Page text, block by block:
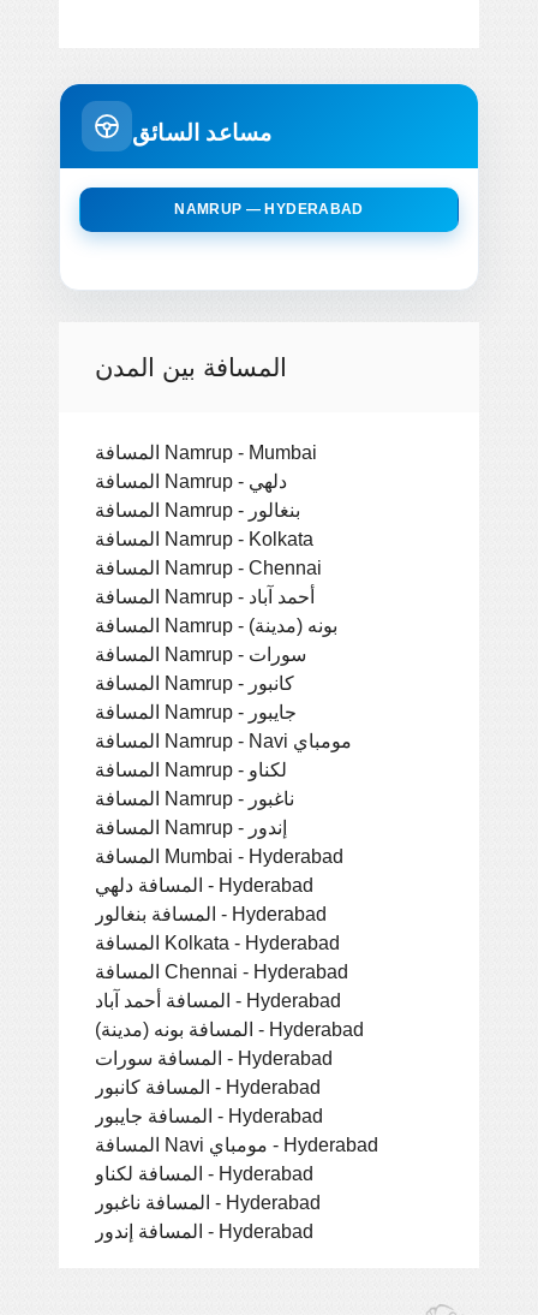
مساعد السائق
NAMRUP — HYDERABAD
المسافة بين المدن
المسافة Namrup - Mumbai
المسافة Namrup - دلهي
المسافة Namrup - بنغالور
المسافة Namrup - Kolkata
المسافة Namrup - Chennai
المسافة Namrup - أحمد آباد
المسافة Namrup - بونه (مدينة)
المسافة Namrup - سورات
المسافة Namrup - كانبور
المسافة Namrup - جايبور
المسافة Namrup - Navi مومباي
المسافة Namrup - لكناو
المسافة Namrup - ناغبور
المسافة Namrup - إندور
المسافة Mumbai - Hyderabad
المسافة دلهي - Hyderabad
المسافة بنغالور - Hyderabad
المسافة Kolkata - Hyderabad
المسافة Chennai - Hyderabad
المسافة أحمد آباد - Hyderabad
المسافة بونه (مدينة) - Hyderabad
المسافة سورات - Hyderabad
المسافة كانبور - Hyderabad
المسافة جايبور - Hyderabad
المسافة Navi مومباي - Hyderabad
المسافة لكناو - Hyderabad
المسافة ناغبور - Hyderabad
المسافة إندور - Hyderabad